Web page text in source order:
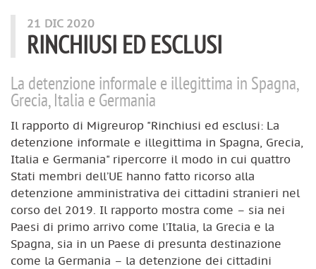
21 DIC 2020
RINCHIUSI ED ESCLUSI
La detenzione informale e illegittima in Spagna,
Grecia, Italia e Germania
Il rapporto di Migreurop "Rinchiusi ed esclusi: La
detenzione informale e illegittima in Spagna, Grecia,
Italia e Germania" ripercorre il modo in cui quattro
Stati membri dell’UE hanno fatto ricorso alla
detenzione amministrativa dei cittadini stranieri nel
corso del 2019. Il rapporto mostra come – sia nei
Paesi di primo arrivo come l’Italia, la Grecia e la
Spagna, sia in un Paese di presunta destinazione
come la Germania – la detenzione dei cittadini